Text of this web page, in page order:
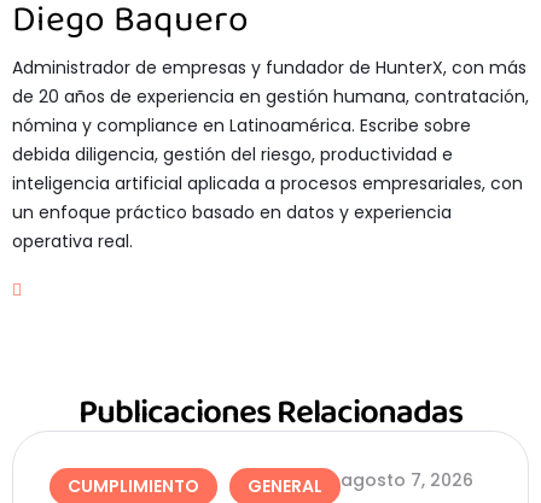
Diego Baquero
Administrador de empresas y fundador de HunterX, con más
de 20 años de experiencia en gestión humana, contratación,
nómina y compliance en Latinoamérica. Escribe sobre
debida diligencia, gestión del riesgo, productividad e
inteligencia artificial aplicada a procesos empresariales, con
un enfoque práctico basado en datos y experiencia
operativa real.
Publicaciones Relacionadas
CUMPLIMIENTO GENERAL agosto 7, 2026